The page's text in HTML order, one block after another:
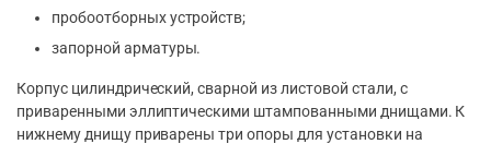
пробоотборных устройств;
запорной арматуры.
Корпус цилиндрический, сварной из листовой стали, с
приваренными эллиптическими штампованными днищами. К
нижнему днищу приварены три опоры для установки на